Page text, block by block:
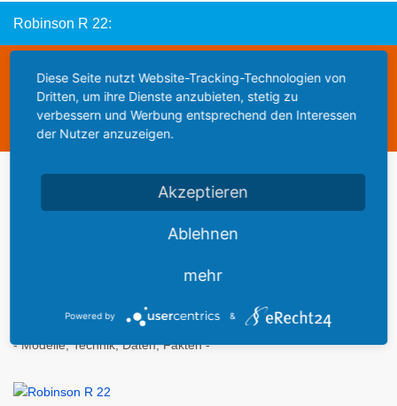
Robinson R 22:
Diese Webseite steht zum Verkauf
This website is for sale
Statistics
- Modelle, Technik, Daten, Fakten -
Diese Seite nutzt Website-Tracking-Technologien von
Dritten, um ihre Dienste anzubieten, stetig zu
verbessern und Werbung entsprechend den Interessen
der Nutzer anzuzeigen.
Akzeptieren
Ablehnen
mehr
Powered by &